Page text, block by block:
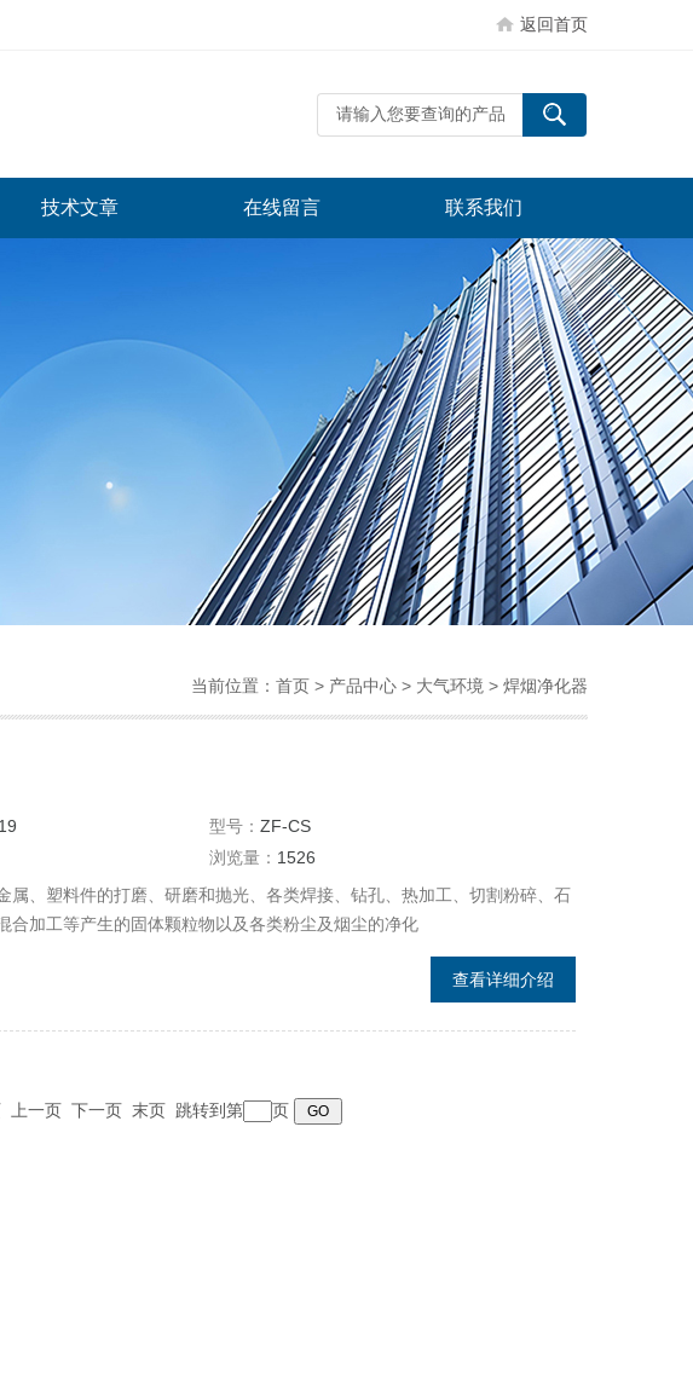
返回首页
技术文章 在线留言 联系我们
当前位置： 首页 > 产品中心 > 大气环境 > 焊烟净化器
型号： ZF-CS
浏览量： 1526
属、塑料件的打磨、研磨和抛光、各类焊接、钻孔、热加工、切割粉碎、石
合加工等产生的固体颗粒物以及各类粉尘及烟尘的净化
查看详细介绍
上一页 下一页 末页 跳转到第 页